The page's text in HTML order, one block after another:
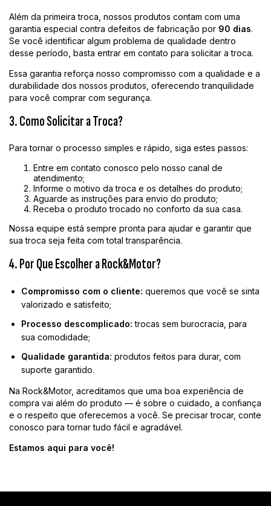
Além da primeira troca, nossos produtos contam com uma
garantia especial contra defeitos de fabricação por 90 dias.
Se você identificar algum problema de qualidade dentro
desse período, basta entrar em contato para solicitar a troca.
Essa garantia reforça nosso compromisso com a qualidade e a
durabilidade dos nossos produtos, oferecendo tranquilidade
para você comprar com segurança.
3. Como Solicitar a Troca?
Para tornar o processo simples e rápido, siga estes passos:
Entre em contato conosco pelo nosso canal de
atendimento;
Informe o motivo da troca e os detalhes do produto;
Aguarde as instruções para envio do produto;
Receba o produto trocado no conforto da sua casa.
Nossa equipe está sempre pronta para ajudar e garantir que
sua troca seja feita com total transparência.
4. Por Que Escolher a Rock&Motor?
Compromisso com o cliente: queremos que você se sinta
valorizado e satisfeito;
Processo descomplicado: trocas sem burocracia, para
sua comodidade;
Qualidade garantida: produtos feitos para durar, com
suporte garantido.
Na Rock&Motor, acreditamos que uma boa experiência de
compra vai além do produto — é sobre o cuidado, a confiança
e o respeito que oferecemos a você. Se precisar trocar, conte
conosco para tornar tudo fácil e agradável.
Estamos aqui para você!